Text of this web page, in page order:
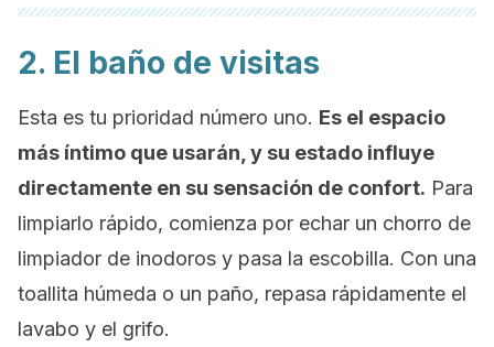
2. El baño de visitas
Esta es tu prioridad número uno. Es el espacio
más íntimo que usarán, y su estado influye
directamente en su sensación de confort. Para
limpiarlo rápido, comienza por echar un chorro de
limpiador de inodoros y pasa la escobilla. Con una
toallita húmeda o un paño, repasa rápidamente el
lavabo y el grifo.